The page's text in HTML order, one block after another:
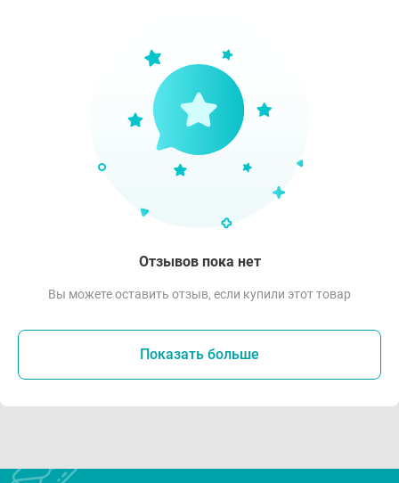
Отзывов пока нет
Вы можете оставить отзыв, если купили этот товар
Показать больше